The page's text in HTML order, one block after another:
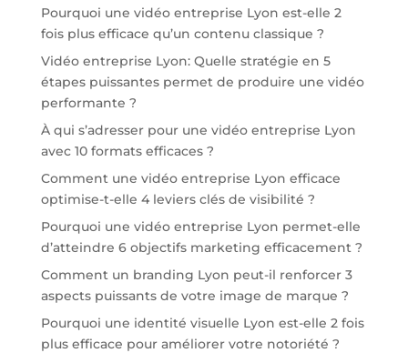
Pourquoi une vidéo entreprise Lyon est-elle 2
fois plus efficace qu’un contenu classique ?
Vidéo entreprise Lyon: Quelle stratégie en 5
étapes puissantes permet de produire une vidéo
performante ?
À qui s’adresser pour une vidéo entreprise Lyon
avec 10 formats efficaces ?
Comment une vidéo entreprise Lyon efficace
optimise-t-elle 4 leviers clés de visibilité ?
Pourquoi une vidéo entreprise Lyon permet-elle
d’atteindre 6 objectifs marketing efficacement ?
Comment un branding Lyon peut-il renforcer 3
aspects puissants de votre image de marque ?
Pourquoi une identité visuelle Lyon est-elle 2 fois
plus efficace pour améliorer votre notoriété ?